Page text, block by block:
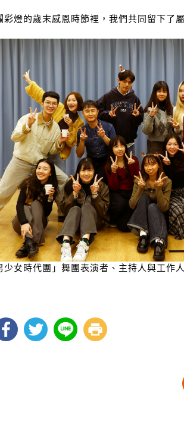
彩燈的歲末感恩時節裡，我們共同留下了
少女時代團」舞團表演者、主持人與工作